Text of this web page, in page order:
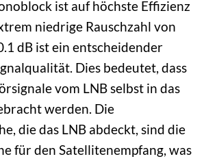
ist auf höchste Effizienz
niedrige Rauschzahl von
dB ist ein entscheidender
Dies bedeutet, dass
vom LNB selbst in das
werden. Die
die das LNB abdeckt, sind die
für den Satellitenempfang, was